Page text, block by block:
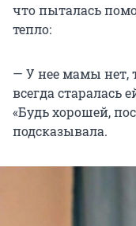
что пыталась
тепло:
— У нее мамы нет,
всегда старалась
«Будь хорошей,
подсказывала.